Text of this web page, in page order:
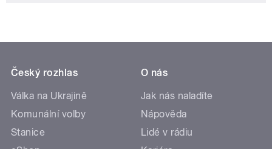
Český rozhlas
Válka na Ukrajině
Komunální volby
Stanice
O nás
Jak nás naladíte
Nápověda
Lidé v rádiu